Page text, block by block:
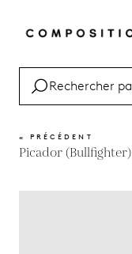
« PRÉCÉDENT
Picador (Bullfighter)